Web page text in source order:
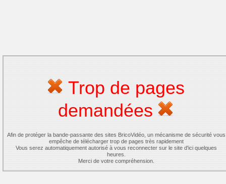
Trop de pages
demandées
Afin de protéger la bande-passante des sites BricoVidéo, un mécanisme de sécurité vous
empêche de télécharger trop de pages très rapidement
Vous serez automatiquement autorisé à vous reconnecter sur le site d'ici quelques
heures.
Merci de votre compréhension.